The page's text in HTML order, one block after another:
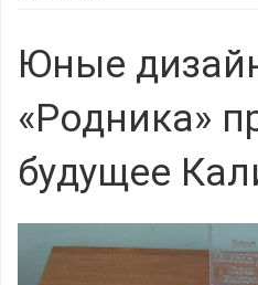
Юные
«Родника»
будущее